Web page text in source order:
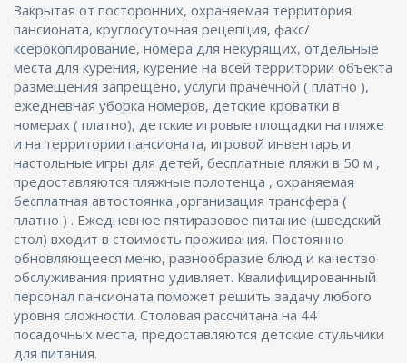
Закрытая от посторонних, охраняемая территория
пансионата, круглосуточная рецепция, факс/
ксерокопирование, номера для некурящих, отдельные
места для курения, курение на всей территории объекта
размещения запрещено, услуги прачечной ( платно ),
ежедневная уборка номеров, детские кроватки в
номерах ( платно), детские игровые площадки на пляже
и на территории пансионата, игровой инвентарь и
настольные игры для детей, бесплатные пляжи в 50 м ,
предоставляются пляжные полотенца , охраняемая
бесплатная автостоянка ,организация трансфера (
платно ) . Ежедневное пятиразовое питание (шведский
стол) входит в стоимость проживания. Постоянно
обновляющееся меню, разнообразие блюд и качество
обслуживания приятно удивляет. Квалифицированный
персонал пансионата поможет решить задачу любого
уровня сложности. Столовая рассчитана на 44
посадочных места, предоставляются детские стульчики
для питания.